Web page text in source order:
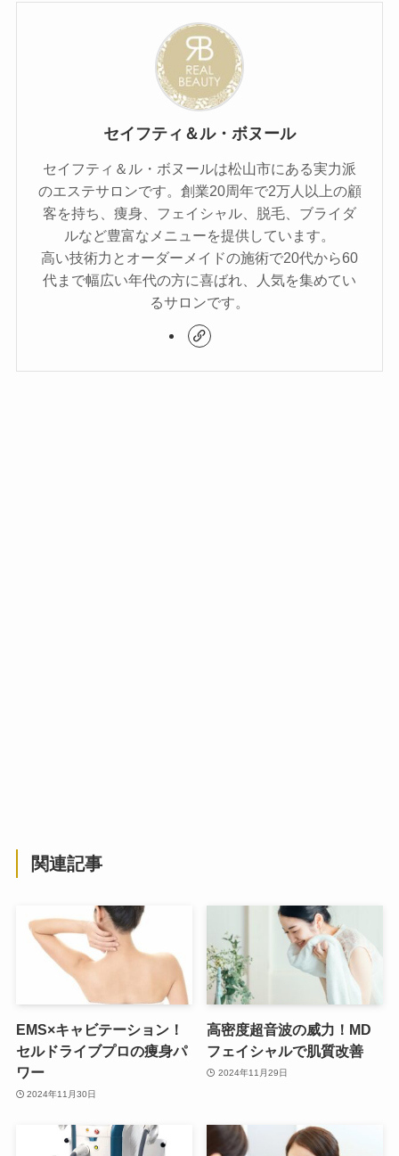
セイフティ＆ル・ボヌール
セイフティ＆ル・ボヌールは松山市にある実力派
のエステサロンです。創業20周年で2万人以上の顧
客を持ち、痩身、フェイシャル、脱毛、ブライダ
ルなど豊富なメニューを提供しています。
高い技術力とオーダーメイドの施術で20代から60
代まで幅広い年代の方に喜ばれ、人気を集めてい
るサロンです。
関連記事
EMS×キャビテーション！
セルドライブプロの痩身パ
ワー
2024年11月30日
高密度超音波の威力！MD
フェイシャルで肌質改善
2024年11月29日